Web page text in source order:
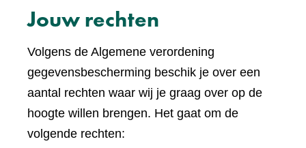
Jouw rechten
Volgens de Algemene verordening
gegevensbescherming beschik je over een
aantal rechten waar wij je graag over op de
hoogte willen brengen. Het gaat om de
volgende rechten: